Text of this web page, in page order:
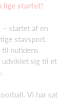
lige startet!
startet af en
stavsport.
til nutidens
udviklet sig til et
Vi har sat